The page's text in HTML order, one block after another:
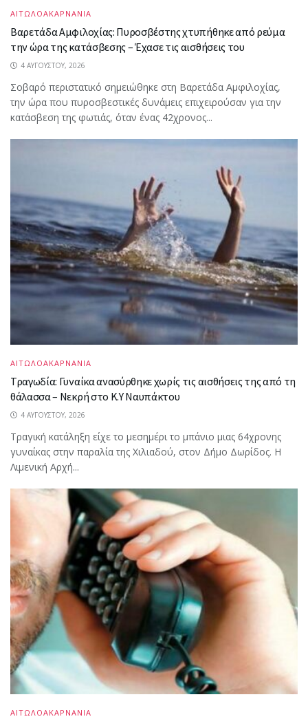
ΑΙΤΩΛΟΑΚΑΡΝΑΝΙΑ
Βαρετάδα Αμφιλοχίας: Πυροσβέστης χτυπήθηκε από ρεύμα
την ώρα της κατάσβεσης – Έχασε τις αισθήσεις του
4 ΑΥΓΟΎΣΤΟΥ, 2026
Σοβαρό περιστατικό σημειώθηκε στη Βαρετάδα Αμφιλοχίας,
την ώρα που πυροσβεστικές δυνάμεις επιχειρούσαν για την
κατάσβεση της φωτιάς, όταν ένας 42χρονος...
ΑΙΤΩΛΟΑΚΑΡΝΑΝΙΑ
Τραγωδία: Γυναίκα ανασύρθηκε χωρίς τις αισθήσεις της από τη
θάλασσα – Νεκρή στο Κ.Υ Ναυπάκτου
4 ΑΥΓΟΎΣΤΟΥ, 2026
Τραγική κατάληξη είχε το μεσημέρι το μπάνιο μιας 64χρονης
γυναίκας στην παραλία της Χιλιαδού, στον Δήμο Δωρίδος. Η
Λιμενική Αρχή...
ΑΙΤΩΛΟΑΚΑΡΝΑΝΙΑ